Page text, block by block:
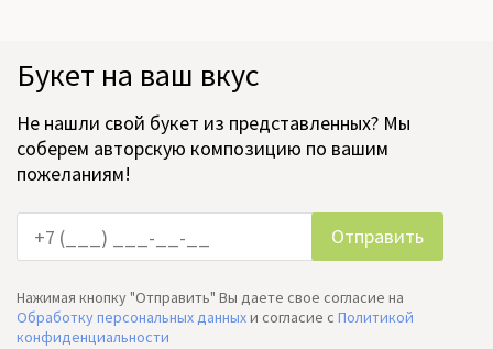
Букет на ваш вкус
Не нашли свой букет из представленных? Мы
соберем авторскую композицию по вашим
пожеланиям!
Нажимая кнопку "Отправить" Вы даете свое согласие на
Обработку персональных данныхи согласие c Политикой
конфиденциальности